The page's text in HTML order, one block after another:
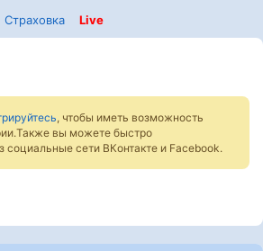
Страховка Live
, чтобы иметь возможность
вы можете быстро
социальные сети ВКонтакте и Facebook.